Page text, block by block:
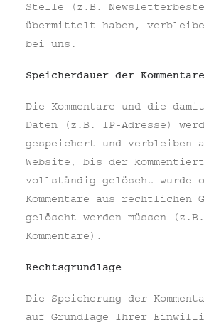
Stelle (z.B.
übermittelt haben,
bei uns.
Speicherdauer der Kommentare
Die Kommentare und die
Daten (z.B. IP-Adresse)
gespeichert und verbleiben
Website, bis der
vollständig gelöscht wurde
Kommentare aus rechtlichen
gelöscht werden müssen
Kommentare).
Rechtsgrundlage
Die Speicherung der
auf Grundlage Ihrer